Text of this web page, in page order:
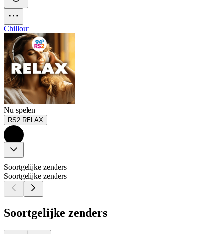
Chillout
Nu spelen
RS2 RELAX
Soortgelijke zenders
Soortgelijke zenders
Soortgelijke zenders